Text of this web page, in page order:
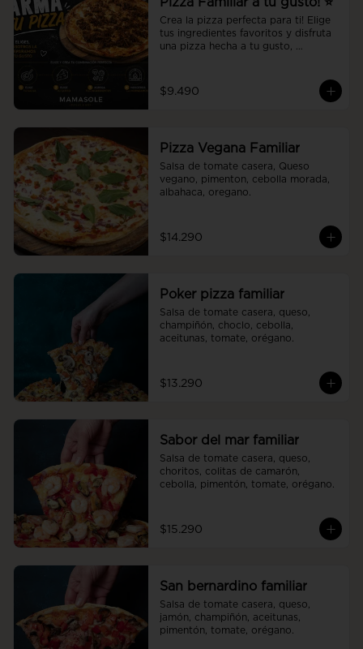
Crea la pizza perfecta para ti! Elige
tus ingredientes favoritos y disfruta
una pizza hecha a tu gusto,
$9.490
Pizza Vegana Familiar
Salsa de tomate casera, Queso
vegano, pimenton, cebolla morada,
albahaca, oregano.
$14.290
Poker pizza familiar
Salsa de tomate casera, queso,
champiñón, choclo, cebolla,
aceitunas, tomate, orégano.
$13.290
Sabor del mar familiar
Salsa de tomate casera, queso,
choritos, colitas de camarón,
cebolla, pimentón, tomate, orégano.
$15.290
San bernardino familiar
Salsa de tomate casera, queso,
jamón, champiñón, aceitunas,
pimentón, tomate, orégano.